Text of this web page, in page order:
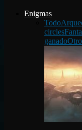
Enigmas
Todo
circles
ganado